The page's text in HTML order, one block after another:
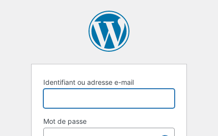
Identifiant ou adresse e-mail
Mot de passe